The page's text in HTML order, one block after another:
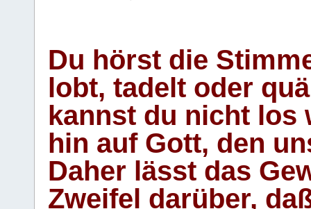
Du hörst die
lobt, tadelt oder
kannst du nicht los
hin auf Gott, den
Daher lässt das
Zweifel darüber,